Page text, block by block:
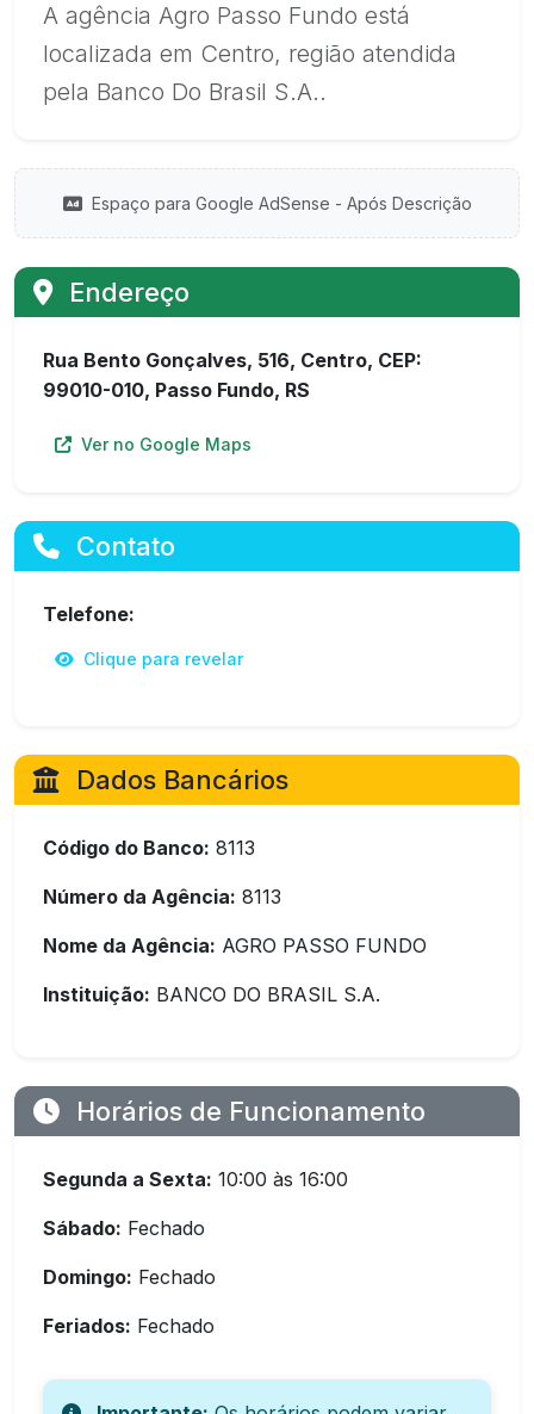
A agência Agro Passo Fundo está
localizada em Centro, região atendida
pela Banco Do Brasil S.A..
Espaço para Google AdSense - Após Descrição
Endereço
Rua Bento Gonçalves, 516, Centro, CEP:
99010-010, Passo Fundo, RS
Ver no Google Maps
Contato
Telefone:
Clique para revelar
Dados Bancários
Código do Banco: 8113
Número da Agência: 8113
Nome da Agência: AGRO PASSO FUNDO
Instituição: BANCO DO BRASIL S.A.
Horários de Funcionamento
Segunda a Sexta: 10:00 às 16:00
Sábado: Fechado
Domingo: Fechado
Feriados: Fechado